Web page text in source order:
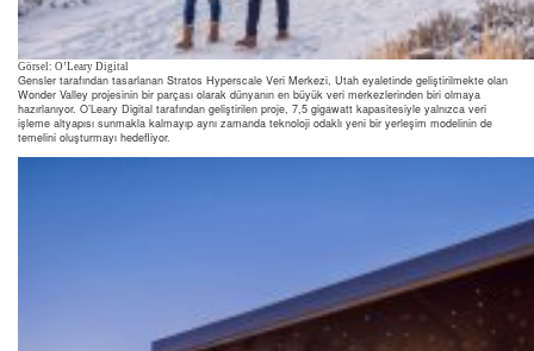
Görsel: O’Leary Digital
Gensler tarafından tasarlanan Stratos Hyperscale Veri Merkezi, Utah eyaletinde geliştirilmekte olan
Wonder Valley projesinin bir parçası olarak dünyanın en büyük veri merkezlerinden biri olmaya
hazırlanıyor. O’Leary Digital tarafından geliştirilen proje, 7,5 gigawatt kapasitesiyle yalnızca veri
işleme altyapısı sunmakla kalmayıp aynı zamanda teknoloji odaklı yeni bir yerleşim modelinin de
temelini oluşturmayı hedefliyor.